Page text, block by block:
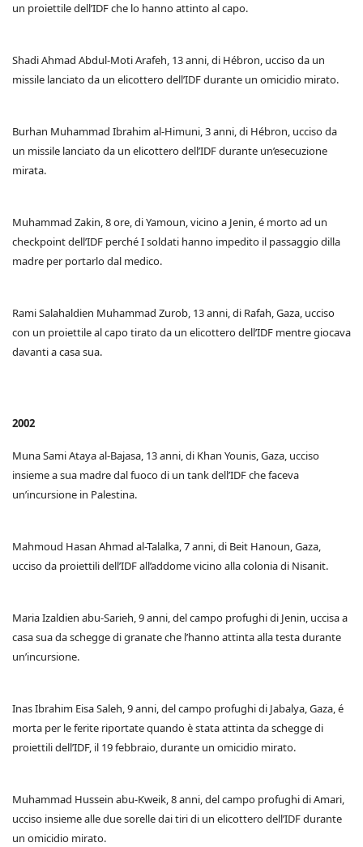
un proiettile dell’IDF che lo hanno attinto al capo.
Shadi Ahmad Abdul-Moti Arafeh, 13 anni, di Hébron, ucciso da un
missile lanciato da un elicottero dell’IDF durante un omicidio mirato.
Burhan Muhammad Ibrahim al-Himuni, 3 anni, di Hébron, ucciso da
un missile lanciato da un elicottero dell’IDF durante un’esecuzione
mirata.
Muhammad Zakin, 8 ore, di Yamoun, vicino a Jenin, é morto ad un
checkpoint dell’IDF perché I soldati hanno impedito il passaggio dilla
madre per portarlo dal medico.
Rami Salahaldien Muhammad Zurob, 13 anni, di Rafah, Gaza, ucciso
con un proiettile al capo tirato da un elicottero dell’IDF mentre giocava
davanti a casa sua.
2002
Muna Sami Ataya al-Bajasa, 13 anni, di Khan Younis, Gaza, ucciso
insieme a sua madre dal fuoco di un tank dell’IDF che faceva
un’incursione in Palestina.
Mahmoud Hasan Ahmad al-Talalka, 7 anni, di Beit Hanoun, Gaza,
ucciso da proiettili dell’IDF all’addome vicino alla colonia di Nisanit.
Maria Izaldien abu-Sarieh, 9 anni, del campo profughi di Jenin, uccisa a
casa sua da schegge di granate che l’hanno attinta alla testa durante
un’incursione.
Inas Ibrahim Eisa Saleh, 9 anni, del campo profughi di Jabalya, Gaza, é
morta per le ferite riportate quando è stata attinta da schegge di
proiettili dell’IDF, il 19 febbraio, durante un omicidio mirato.
Muhammad Hussein abu-Kweik, 8 anni, del campo profughi di Amari,
ucciso insieme alle due sorelle dai tiri di un elicottero dell’IDF durante
un omicidio mirato.